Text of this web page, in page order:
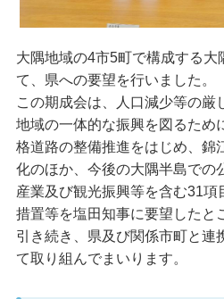
大隅地域の4市5町で構成する大
て、県への要望を行いました。
この期成会は、人口減少等の厳
地域の一体的な振興を図るため
格道路の整備推進をはじめ、錦
化のほか、今後の大隅半島での
産業及び観光振興等を含む31
措置等を塩田知事に要望したと
引き続き、県及び関係市町と連
て取り組んでまいります。